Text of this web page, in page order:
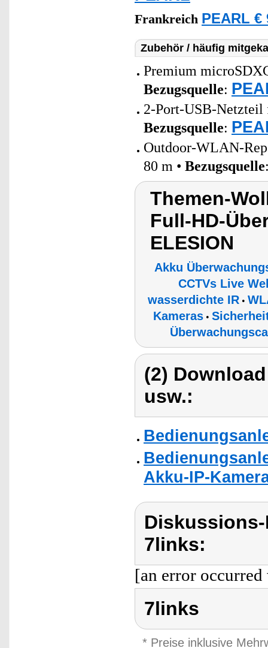
Frankreich PEARL €
Zubehör / häufig
Premium
Bezugsquelle:
2-Port-USB-Netzteil
Bezugsquelle:
Outdoor-WLAN-
80 m • Bezugsquelle
Themen-
Full-HD-
ELESION
Akku
CCTVs Live
wasserdichte IR•
Kameras•
(2)
usw.:
Akku-IP-
7links:
[an error
7links
* Preise inklusive